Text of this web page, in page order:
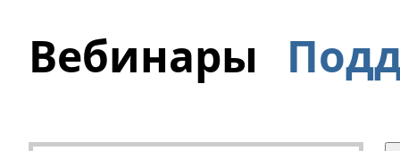
Вебинары